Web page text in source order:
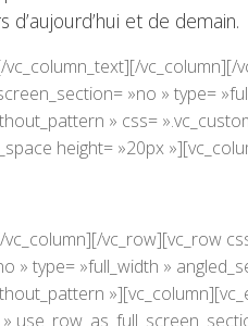
et de demain.
vc_column_text][/vc_column][/
»no » type=
» css=
height= »20px
vc_row][vc_row
» type= »full_width »